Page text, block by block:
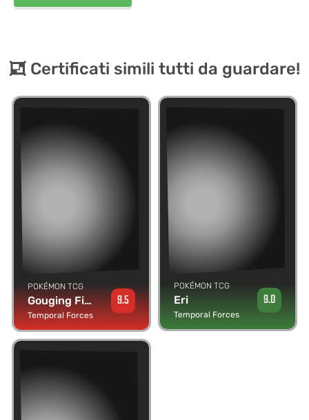
Certificati simili tutti da guardare!
POKÉMON TCG
Gouging Fire ex
Temporal Forces
9.5
POKÉMON TCG
Eri
Temporal Forces
9.0